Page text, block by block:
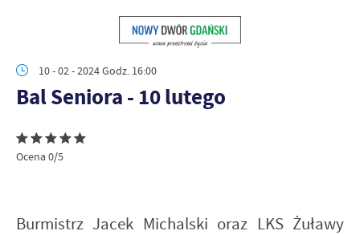
10 - 02 - 2024 Godz. 16:00
Bal Seniora - 10 lutego
Ocena 0/5
Burmistrz Jacek Michalski oraz LKS Żuławy